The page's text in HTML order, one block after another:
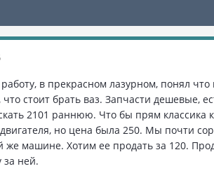
в прекрасном лазурном, понял
стоит брать ваз. Запчасти дешевые,
2101 раннюю. Что бы прям
но цена была 250. Мы почти
же машине. Хотим ее продать за 120.
ней.